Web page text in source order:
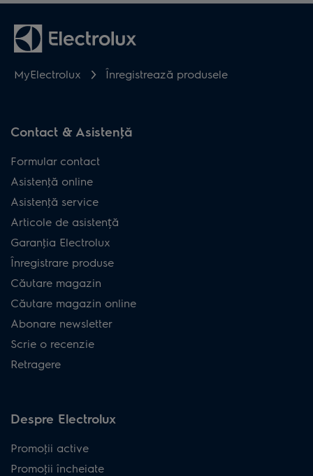
MyElectrolux Înregistrează produsele
Contact & Asistenţă
Formular contact
Asistenţă online
Asistenţă service
Articole de asistență
Garanţia Electrolux
Înregistrare produse
Căutare magazin
Căutare magazin online
Abonare newsletter
Scrie o recenzie
Retragere
Despre Electrolux
Promoţii active
Promoţii încheiate